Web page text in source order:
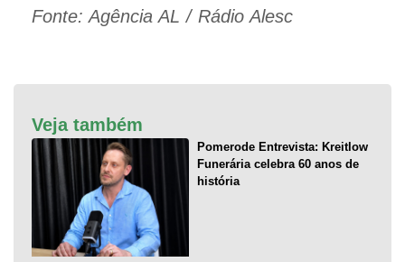
Fonte: Agência AL / Rádio Alesc
Veja também
Pomerode Entrevista: Kreitlow
Funerária celebra 60 anos de
história